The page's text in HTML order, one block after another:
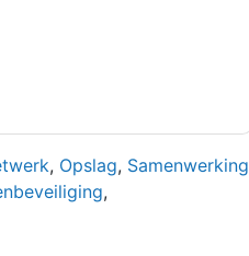
, Opslag, Samenwerking
,